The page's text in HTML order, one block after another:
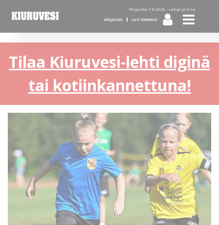
Perjantai 7.8.2026 - Lahja ja Yrsa
KIRJAUDU LUO TUNNUS
Tilaa Kiuruvesi-lehti diginä
tai kotiinkannettuna!